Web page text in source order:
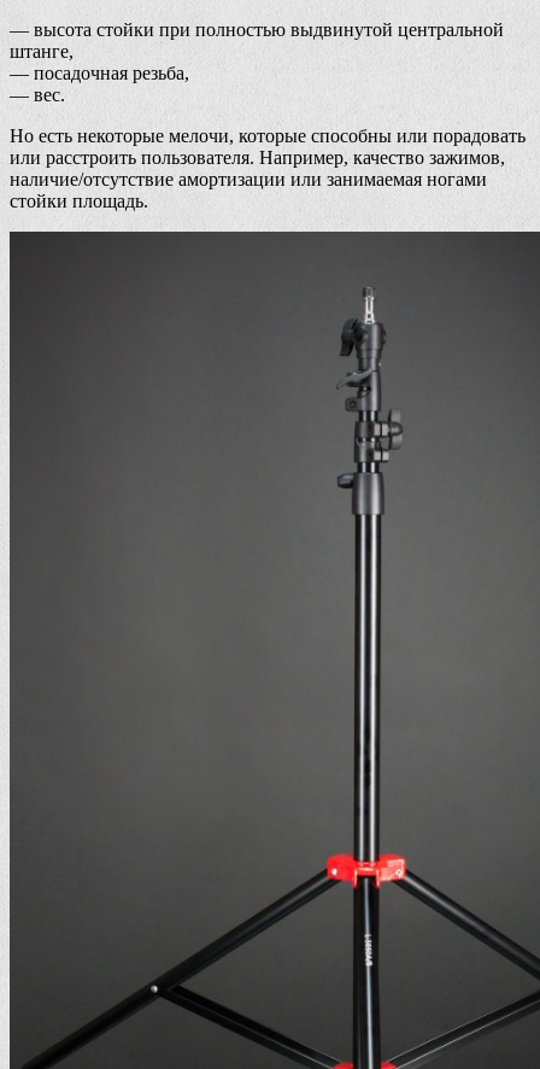
— высота стойки при полностью выдвинутой центральной
штанге,
— посадочная резьба,
— вес.
Но есть некоторые мелочи, которые способны или порадовать
или расстроить пользователя. Например, качество зажимов,
наличие/отсутствие амортизации или занимаемая ногами
стойки площадь.